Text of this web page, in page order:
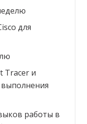
для
Tracer и
работы в